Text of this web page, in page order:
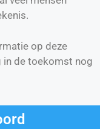
op deze
in de toekomst nog